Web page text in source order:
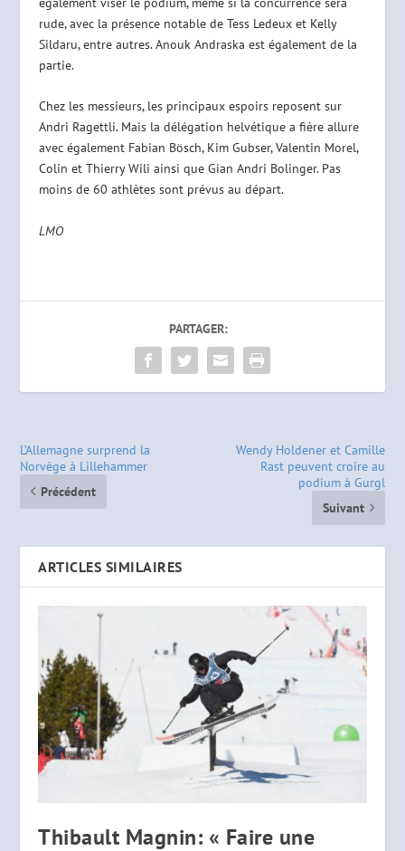
rude, avec la présence notable de Tess Ledeux et Kelly
Sildaru, entre autres. Anouk Andraska est également de la
partie.
Chez les messieurs, les principaux espoirs reposent sur
Andri Ragettli. Mais la délégation helvétique a fière allure
avec également Fabian Bösch, Kim Gubser, Valentin Morel,
Colin et Thierry Wili ainsi que Gian Andri Bolinger. Pas
moins de 60 athlètes sont prévus au départ.
LMO
PARTAGER:
L’Allemagne surprend la
Norvège à Lillehammer
Précédent
Wendy Holdener et Camille
Rast peuvent croire au
podium à Gurgl
Suivant
ARTICLES SIMILAIRES
Thibault Magnin: « Faire une